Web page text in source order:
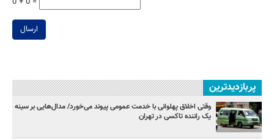
ارسال
پربازدیدترین
وقتی اخلاق پهلوانی با خدمت عمومی پیوند می‌خورد/ مدال‌هایی بر سینه
یک راننده تاکسی در تهران